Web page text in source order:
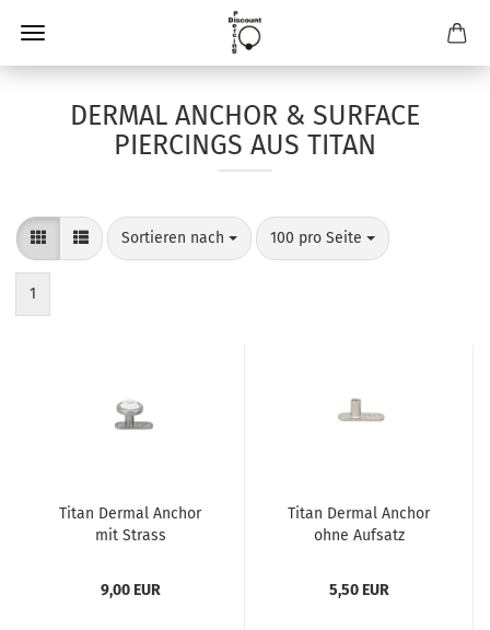
DERMAL ANCHOR & SURFACE
PIERCINGS AUS TITAN
Sortieren nach
Sortieren nach 100 pro Seite
pro Seite
1
Titan Dermal Anchor
mit Strass
9,00 EUR
Titan Dermal Anchor
ohne Aufsatz
5,50 EUR